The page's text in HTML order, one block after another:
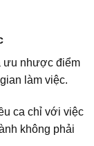
ưu nhược điểm
làm việc.
ca chỉ với việc
không phải